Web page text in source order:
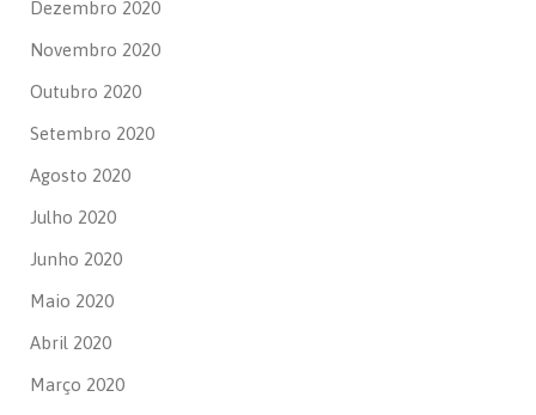
Dezembro 2020
Novembro 2020
Outubro 2020
Setembro 2020
Agosto 2020
Julho 2020
Junho 2020
Maio 2020
Abril 2020
Março 2020